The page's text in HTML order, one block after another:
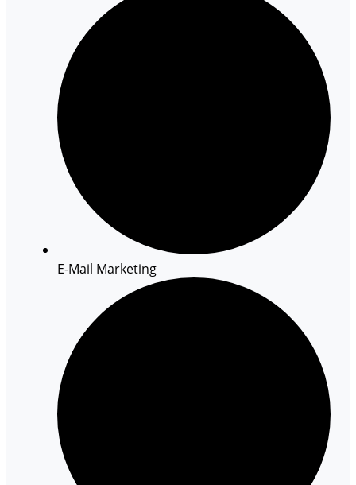
E-Mail Marketing